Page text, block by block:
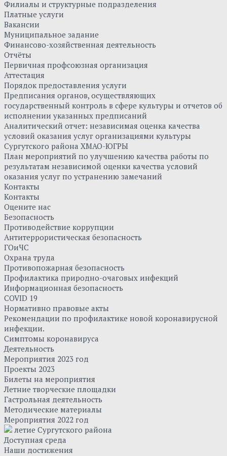
Филиалы и структурные подразделения
Платные услуги
Вакансии
Муниципальное задание
Финансово-хозяйственная деятельность
Отчёты
Первичная профсоюзная организация
Аттестация
Порядок предоставления услуги
Предписания органов, осуществляющих
государственный контроль в сфере культуры и отчетов об
исполнении указанных предписаний
Аналитический отчет: независимая оценка качества
условий оказания услуг организациями культуры
Сургутского района ХМАО-ЮГРЫ
План мероприятий по улучшению качества работы по
результатам независимой оценки качества условий
оказания услуг по устранению замечаний
Контакты
Контакты
Оцените нас
Безопасность
Противодействие коррупции
Антитеррористическая безопасность
ГОиЧС
Охрана труда
Противопожарная безопасность
Профилактика природно-очаговых инфекций
Информационная безопасность
COVID 19
Нормативно правовые акты
Рекомендации по профилактике новой коронавирусной
инфекции.
Симптомы коронавируса
Деятельность
Мероприятия 2023 год
Проекты 2023
Билеты на мероприятия
Летние творческие площадки
Гастрольная деятельность
Методические материалы
Мероприятия 2022 год
летие Сургутского района
Доступная среда
Наши достижения